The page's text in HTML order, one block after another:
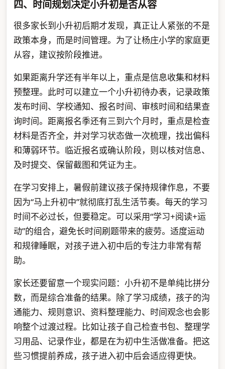
四、时间规划决定小升初是否从容
很多家长到小升初后期才发现，真正让人紧张的不是
政策本身，而是时间管理。为了让杨庄小学的家庭更
从容，建议按阶段推进。
如果距离升学还有半年以上，重点是信息收集和材料
预整理。此时可以建立一个小升初待办表，记录政策
发布时间、学校通知、报名时间、审核时间和结果查
询时间。距离报名季还有三到六个月时，重点是检查
材料是否齐全，并对学习状态做一次梳理，找出偏科
和薄弱环节。临近报名或确认阶段，则以核对信息、
及时提交、保留截图和凭证为主。
在学习安排上，暑假前建议孩子保持规律作息，不要
因为“马上升初中”就彻底打乱生活节奏。每天的学习
时间不必过长，但要稳定。可以采用“学习+阅读+运
动”的组合，避免长时间刷题带来的疲劳。适度运动
和规律睡眠，对孩子进入初中后的专注力非常有帮
助。
家长还要留意一个现实问题：小升初不是单纯比拼分
数，而是综合准备的结果。除了学习成绩，孩子的沟
通能力、规则意识、资料整理能力、时间观念也会影
响整个过渡过程。比如让孩子自己检查书包、整理学
习用品、记录作业，都是在为初中生活做准备。把这
些习惯提前养成，孩子进入初中后会适应得更快。